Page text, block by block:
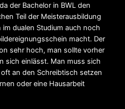
der Bachelor in BWL den
Teil der Meisterausbildung
dualen Studium auch noch
macht. Der
sehr hoch, man sollte vorher
sich einlässt. Man muss sich
an den Schreibtisch setzen
oder eine Hausarbeit